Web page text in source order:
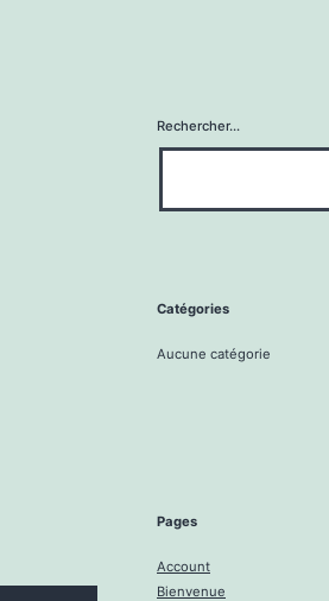
Rechercher…
Catégories
Aucune catégorie
Pages
Account
Bienvenue